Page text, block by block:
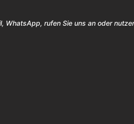
WhatsApp, rufen Sie uns an oder